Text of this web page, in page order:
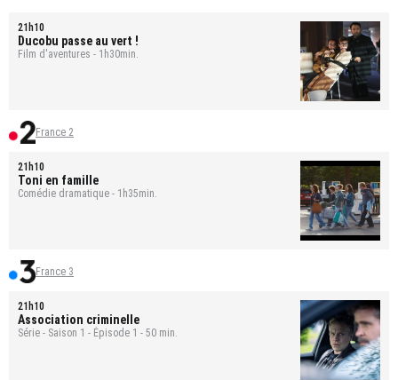
21h10
Ducobu passe au vert !
Film d'aventures - 1h30min.
France 2
21h10
Toni en famille
Comédie dramatique - 1h35min.
France 3
21h10
Association criminelle
Série - Saison 1 - Épisode 1 - 50 min.